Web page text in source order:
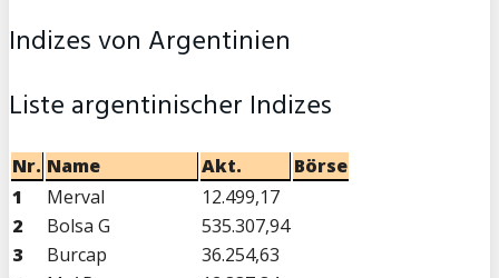
Indizes von Argentinien
Liste argentinischer Indizes
Nr. Name Akt.
Börse
1
Merval
12.499,17
2
Bolsa G
535.307,94
3
Burcap
36.254,63